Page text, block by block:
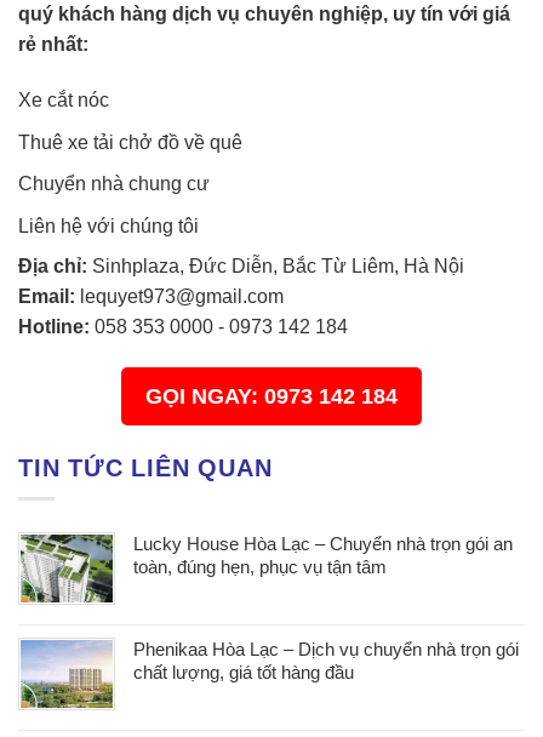
quý khách hàng dịch vụ chuyên nghiệp, uy tín với giá
rẻ nhất:
Xe cắt nóc
Thuê xe tải chở đồ về quê
Chuyển nhà chung cư
Liên hệ với chúng tôi
Địa chỉ: Sinhplaza, Đức Diễn, Bắc Từ Liêm, Hà Nội
Email: lequyet973@gmail.com
Hotline: 058 353 0000 - 0973 142 184
GỌI NGAY: 0973 142 184
TIN TỨC LIÊN QUAN
Lucky House Hòa Lạc – Chuyển nhà trọn gói an
toàn, đúng hẹn, phục vụ tận tâm
Phenikaa Hòa Lạc – Dịch vụ chuyển nhà trọn gói
chất lượng, giá tốt hàng đầu